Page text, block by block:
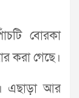
বোরকা
করা গেছে।
এছাড়া আর